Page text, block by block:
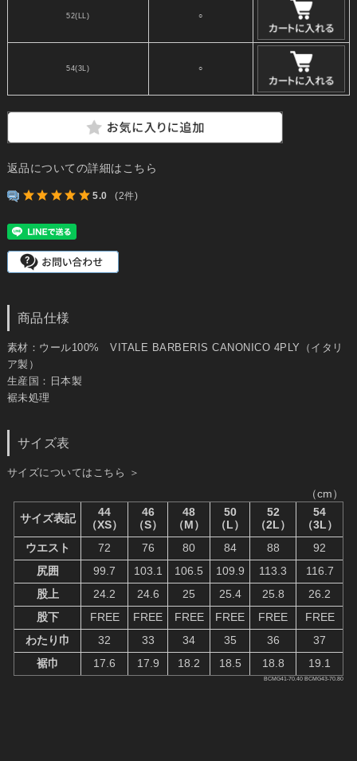
52(LL) ○
54(3L) ○
返品についての詳細はこちら
5.0 (2件)
商品仕様
素材：ウール100% VITALE BARBERIS CANONICO 4PLY（イタリ
ア製）
生産国：日本製
裾未処理
サイズ表
サイズについてはこちら ＞